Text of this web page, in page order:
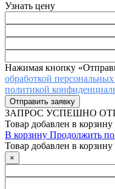
Узнать цену
Нажимая кнопку
обработкой
политикой
ЗАПРОС УСПЕШНО
Товар добавлен в корзину
В корзину Продолжить
Товар добавлен в корзину
×